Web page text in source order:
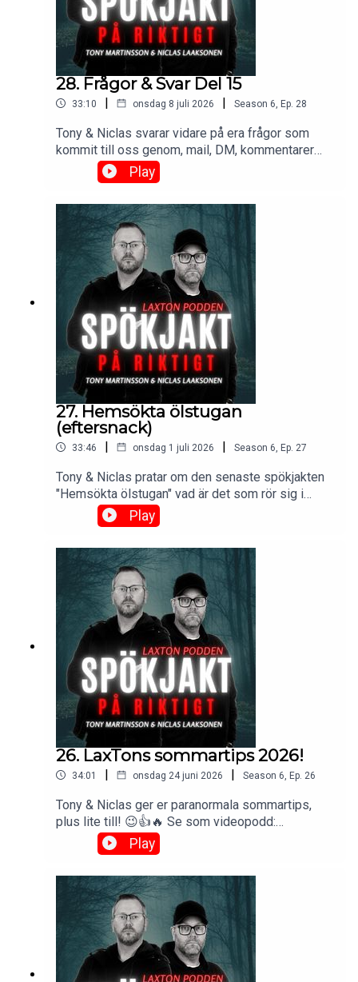
28. Frågor & Svar Del 15
33:10 | onsdag 8 juli 2026 | Season 6 Ep. 28
Tony & Niclas svarar vidare på era frågor som
kommit till oss genom, mail, DM, kommentarer🔥
Se som videopodd:
https://www.laxton.se/podcast 🔥 Eftersnack i FB
Play
27. Hemsökta ölstugan
(eftersnack)
33:46 | onsdag 1 juli 2026 | Season 6 Ep. 27
Tony & Niclas pratar om den senaste spökjakten
"Hemsökta ölstugan" vad är det som rör sig i
byggnaden? Vad är det för ljud vi fånga?🔥 Se
som videopodd:
gruppen: Spökjakt & Eftersnack
Play
26. LaxTons sommartips 2026!
34:01 | onsdag 24 juni 2026 | Season 6 Ep. 26
Tony & Niclas ger er paranormala sommartips,
plus lite till! 😉👍🔥 Se som videopodd:
https://www.laxton.se/podcast 🔥 Eftersnack i FB
gruppen: Spökjakt & Eftersnack
Play